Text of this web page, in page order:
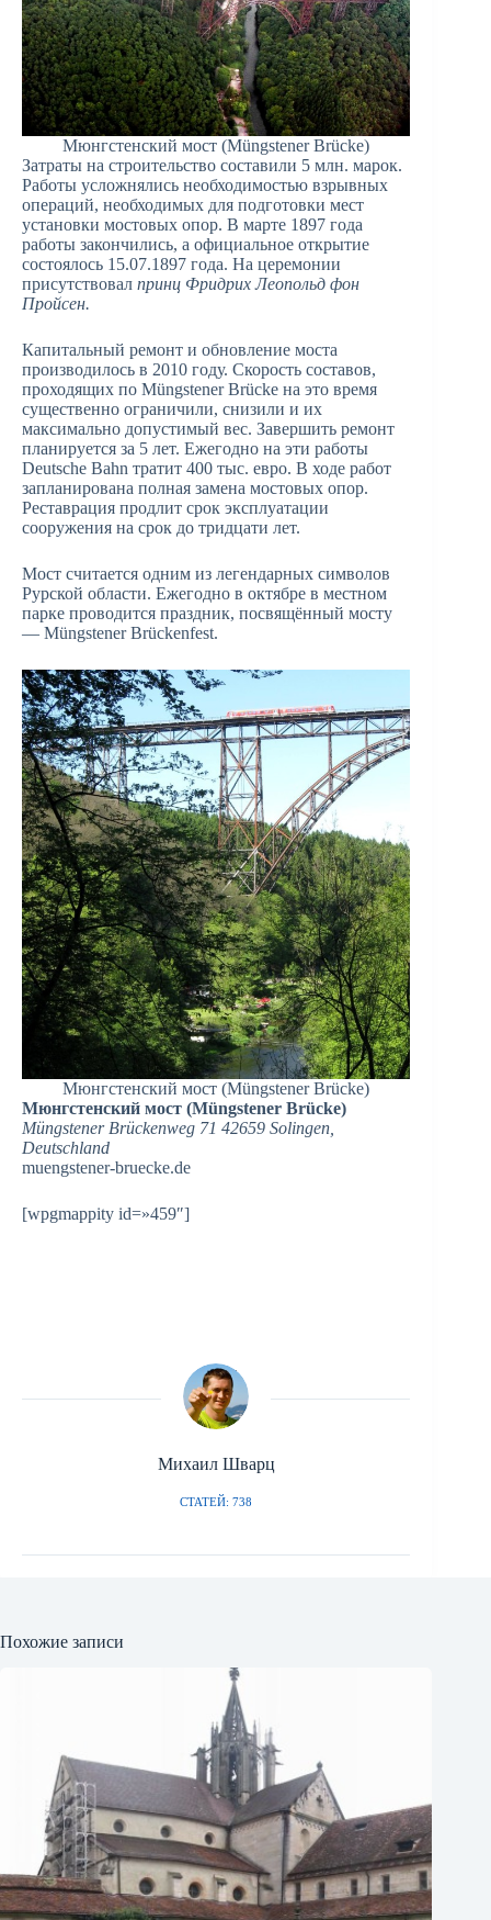
Мюнгстенский мост (Müngstener Brücke)
Затраты на строительство составили 5 млн. марок.
Работы усложнялись необходимостью взрывных
операций, необходимых для подготовки мест
установки мостовых опор. В марте 1897 года
работы закончились, а официальное открытие
состоялось 15.07.1897 года. На церемонии
присутствовал принц Фридрих Леопольд фон
Пройсен.
Капитальный ремонт и обновление моста
производилось в 2010 году. Скорость составов,
проходящих по Müngstener Brücke на это время
существенно ограничили, снизили и их
максимально допустимый вес. Завершить ремонт
планируется за 5 лет. Ежегодно на эти работы
Deutsche Bahn тратит 400 тыс. евро. В ходе работ
запланирована полная замена мостовых опор.
Реставрация продлит срок эксплуатации
сооружения на срок до тридцати лет.
Мост считается одним из легендарных символов
Рурской области. Ежегодно в октябре в местном
парке проводится праздник, посвящённый мосту
— Müngstener Brückenfest.
Мюнгстенский мост (Müngstener Brücke)
Мюнгстенский мост (Müngstener Brücke)
Müngstener Brückenweg 71 42659 Solingen,
Deutschland
muengstener-bruecke.de‎
[wpgmappity id=»459″]
Михаил Шварц
СТАТЕЙ: 738
Похожие записи